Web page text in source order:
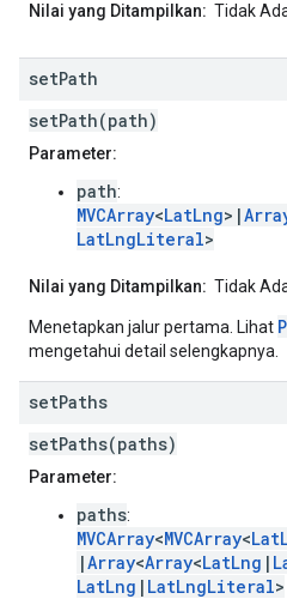
Nilai yang Ditampilkan: Tidak
setPath
setPath(path)
Parameter:
path:
MVCArray<LatLng>|
LatLngLiteral>
Nilai yang Ditampilkan: Tidak
Menetapkan jalur pertama. Lihat
mengetahui detail selengkapnya.
setPaths
setPaths(paths)
Parameter:
paths:
MVCArray<MVCArray<
|Array<Array<LatLng |
LatLng | LatLngLiteral>